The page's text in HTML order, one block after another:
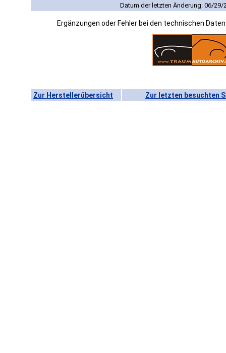
Datum der letzten Änderung: 06/29/
Ergänzungen oder Fehler bei den technischen
Zur Herstellerübersicht Zur letzten besuchten